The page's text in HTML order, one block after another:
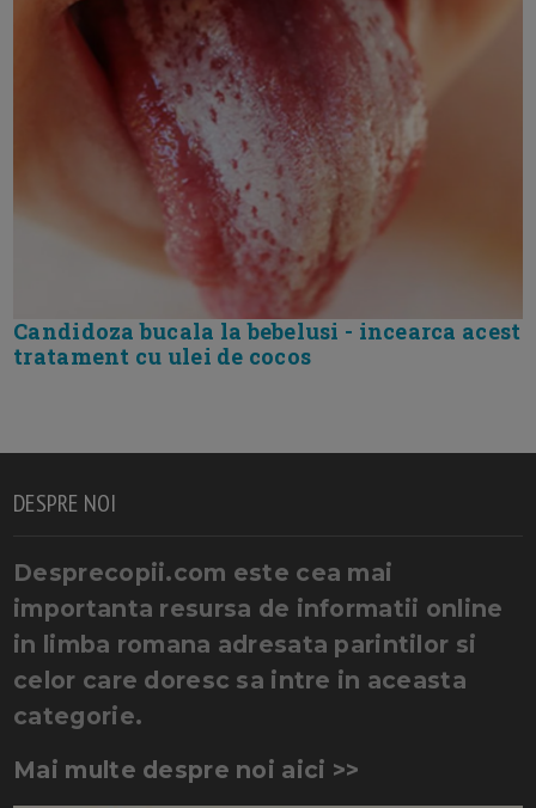
Candidoza bucala la bebelusi - incearca acest
tratament cu ulei de cocos
DESPRE NOI
Desprecopii.com este cea mai
importanta resursa de informatii online
in limba romana adresata parintilor si
celor care doresc sa intre in aceasta
categorie.
Mai multe despre noi aici >>